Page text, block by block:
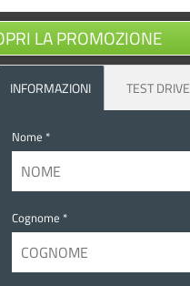
LA PROMOZIONE
INFORMAZIONI TEST DRIVE
Nome *
Cognome *